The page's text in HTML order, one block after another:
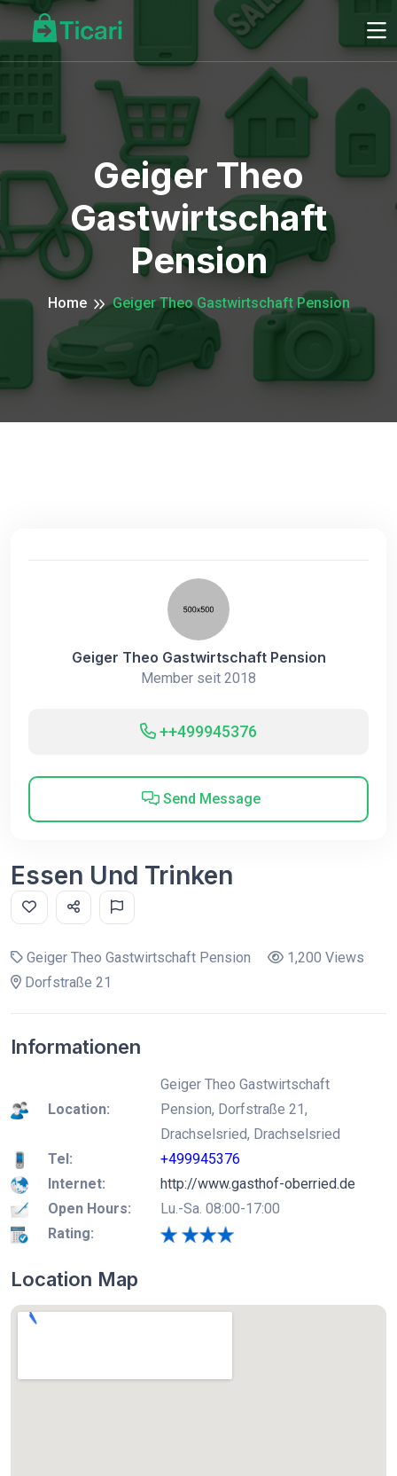
Geiger Theo
Gastwirtschaft
Pension
Home Geiger Theo Gastwirtschaft Pension
Geiger Theo Gastwirtschaft Pension
Member seit 2018
++499945376
Send Message
Essen Und Trinken
Geiger Theo Gastwirtschaft Pension
1,200 Views
Dorfstraße 21
Informationen
Location:
Geiger Theo Gastwirtschaft
Pension, Dorfstraße 21,
Drachselsried, Drachselsried
Tel:
+499945376
Internet:
http://www.gasthof-oberried.de
Open Hours:
Lu.-Sa. 08:00-17:00
Rating:
Location Map